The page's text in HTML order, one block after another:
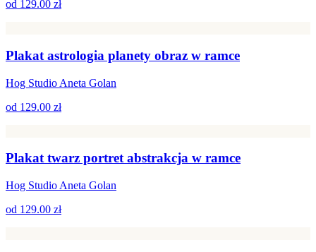
od 129.00 zł
Plakat astrologia planety obraz w ramce
Hog Studio Aneta Golan
od 129.00 zł
Plakat twarz portret abstrakcja w ramce
Hog Studio Aneta Golan
od 129.00 zł